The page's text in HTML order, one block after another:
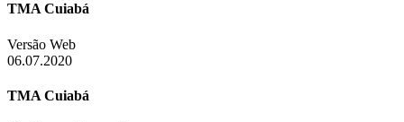
TMA Cuiabá
Versão Web
06.07.2020
TMA Cuiabá